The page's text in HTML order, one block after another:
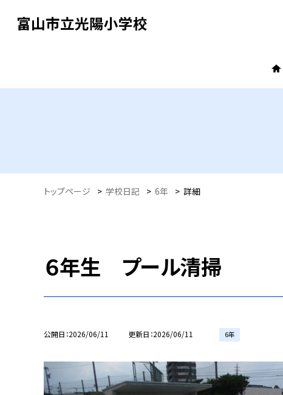
富山市立光陽小学校
トップページ > 学校日記 > 6年 > 詳細
６年生 プール清掃
公開日 2026/06/11 更新日 2026/06/11 6年